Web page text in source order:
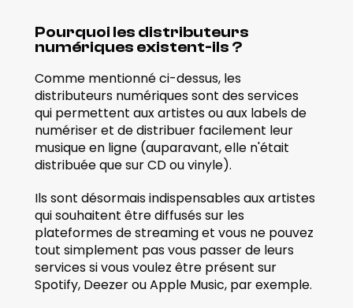
Pourquoi les distributeurs
numériques existent-ils ?
Comme mentionné ci-dessus, les
distributeurs numériques sont des services
qui permettent aux artistes ou aux labels de
numériser et de distribuer facilement leur
musique en ligne (auparavant, elle n'était
distribuée que sur CD ou vinyle).
Ils sont désormais indispensables aux artistes
qui souhaitent être diffusés sur les
plateformes de streaming et vous ne pouvez
tout simplement pas vous passer de leurs
services si vous voulez être présent sur
Spotify, Deezer ou Apple Music, par exemple.